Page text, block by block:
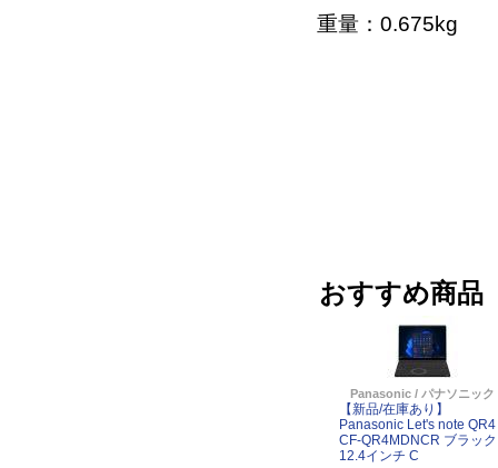
重量：0.675kg
おすすめ商品
Panasonic / パナソニック
【新品/在庫あり】
Panasonic Let's note QR4
CF-QR4MDNCR ブラック
12.4インチ C